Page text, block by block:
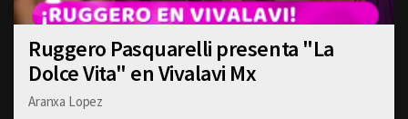
Ruggero Pasquarelli presenta "La
Dolce Vita" en Vivalavi Mx
Aranxa Lopez